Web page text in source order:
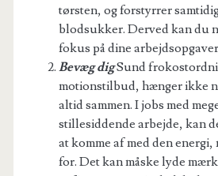
tørsten, og forstyrrer
blodsukker. Derved kan du
fokus på dine arbejdsopgaver
Bevæg digSund
motionstilbud, hænger ikke
altid sammen. I jobs med
stillesiddende arbejde, kan
at komme af med den energi,
for. Det kan måske lyde